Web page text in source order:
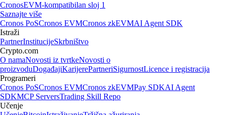
CronosEVM-kompatibilan sloj 1
Saznajte više
Cronos PoSCronos EVMCronos zkEVMAI Agent SDK
Istraži
PartnerInstitucijeSkrbništvo
Crypto.com
O namaNovosti iz tvrtkeNovosti o
proizvoduDogađajiKarijerePartneriSigurnostLicence i registracija
Programeri
Cronos PoSCronos EVMCronos zkEVMPay SDKAI Agent
SDKMCP ServersTrading Skill Repo
Učenje